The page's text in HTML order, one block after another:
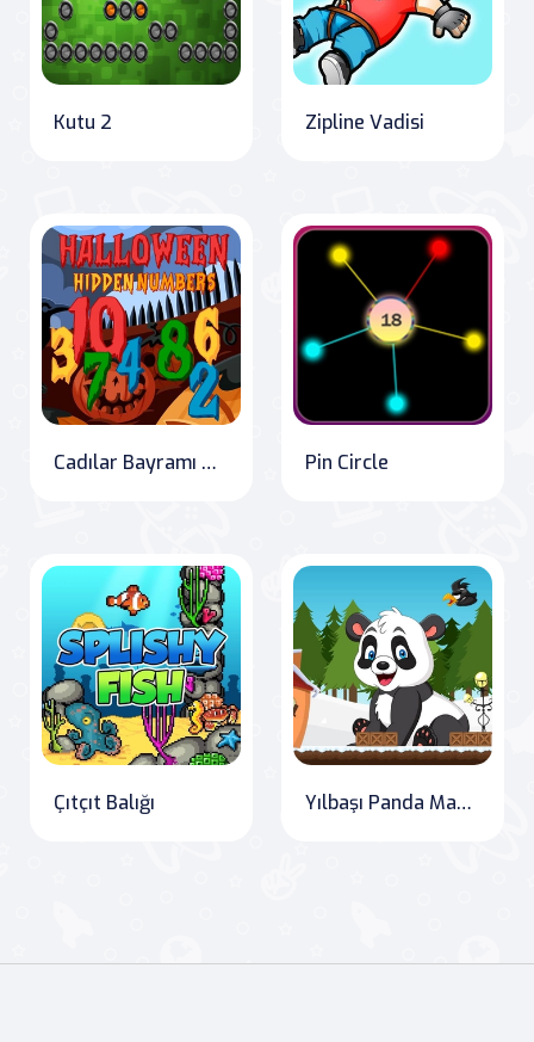
Kutu 2 Zipline Vadisi
Cadılar Bayramı Gizli Sayılar Pin Circle
Çıtçıt Balığı Yılbaşı Panda Macerası